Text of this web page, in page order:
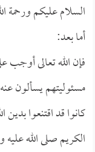
السلام عليكم ورحمة
أما بعد:
فإن الله تعالى أوجب
مسئوليتهم يسألون
كانوا قد اقتنعوا
الكريم صلى الله